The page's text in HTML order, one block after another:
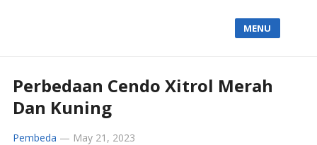
MENU
Perbedaan Cendo Xitrol Merah
Dan Kuning
Pembeda — May 21, 2023